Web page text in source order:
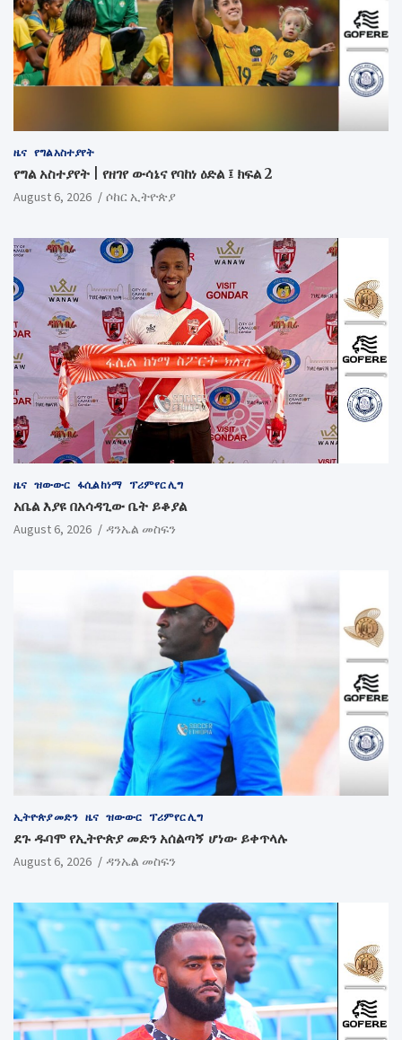
ዜና የግል አስተያየት
የግል አስተያየት | የዘገየ ውሳኔና የባከነ ዕድል ፤ ክፍል 2
August 6, 2026 ሶከር ኢትዮጵያ
ዜና ዝውውር ፋሲል ከነማ ፕሪምየር ሊግ
አቤል እያዩ በአሳዳጊው ቤት ይቆያል
August 6, 2026 ዳንኤል መስፍን
ኢትዮጵያ መድን ዜና ዝውውር ፕሪምየር ሊግ
ደጉ ዱባሞ የኢትዮጵያ መድን አሰልጣኝ ሆነው ይቀጥላሉ
August 6, 2026 ዳንኤል መስፍን